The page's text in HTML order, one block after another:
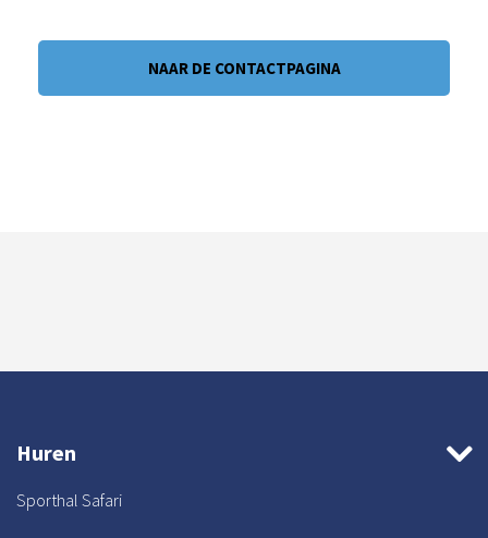
NAAR DE CONTACTPAGINA
Huren
Sporthal Safari